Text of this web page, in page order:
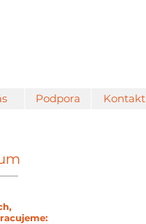
Podpora Kontakt